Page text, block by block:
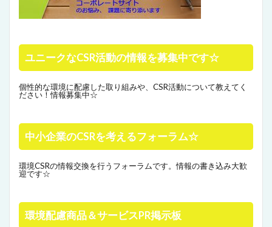
ユニークなCSR活動の情報を募集中です☆
個性的な環境に配慮した取り組みや、CSR活動について教えてく
ださい！情報募集中☆
中小企業のCSRを考えるフォーラム☆
環境CSRの情報交換を行うフォーラムです。情報の書き込み大歓
迎です☆
環境配慮商品＆サービスPR掲示板